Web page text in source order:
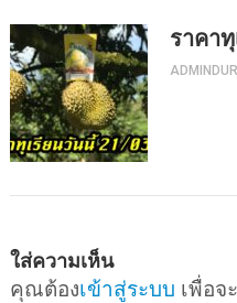
ราคา
ใส่ความเห็น
คุณต้องเข้าสู่ระบบ เพื่อ